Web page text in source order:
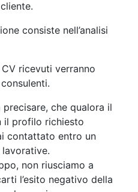
consiste nell’analisi
ricevuti verranno
precisare, che qualora il
il profilo richiesto
contattato entro un
non riusciamo a
l’esito negativo della